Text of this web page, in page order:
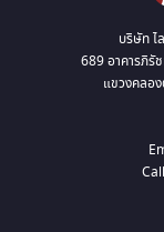
บริษัท ไ
689 อาคารภิรั
แขวงคลอ